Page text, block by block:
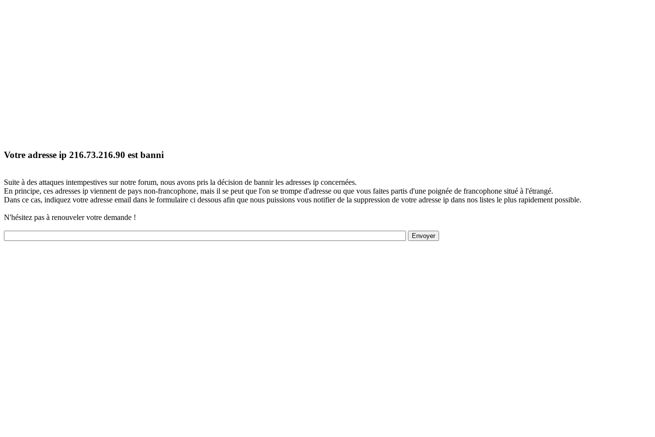
Votre adresse ip 216.73.216.90 est banni
Suite à des attaques intempestives sur notre forum, nous avons pris la décision de bannir les adresses ip concernées.
En principe, ces adresses ip viennent de pays non-francophone, mais il se peut que l'on se trompe d'adresse ou que vous faites partis d'une poignée de francophone situé à l'étrangé.
Dans ce cas, indiquez votre adresse email dans le formulaire ci dessous afin que nous puissions vous notifier de la suppression de votre adresse ip dans nos listes le plus rapidement possible.
N'hésitez pas à renouveler votre demande !